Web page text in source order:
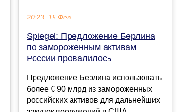
20:23, 15 Фев
Spiegel: Предложение Берлина
по замороженным активам
России провалилось
Предложение Берлина использовать
более € 90 млрд из замороженных
российских активов для дальнейших